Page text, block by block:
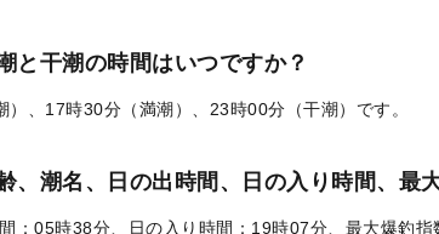
と干潮の時間はいつですか？
、17時30分（満潮）、23時00分（干潮）です。
、潮名、日の出時間、日の入り時間、最
：05時38分、日の入り時間：19時07分、最大爆釣指